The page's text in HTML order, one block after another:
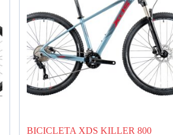
BICICLETA XDS KILLER 800